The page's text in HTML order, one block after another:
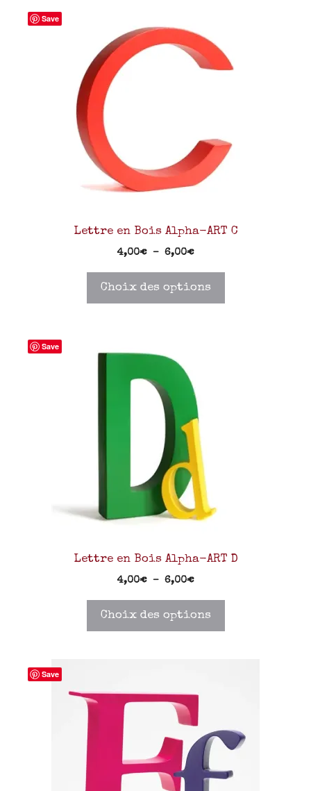
Save
Lettre en Bois Alpha-ART C
4,00€ – 6,00€
Choix des options
Save
Lettre en Bois Alpha-ART D
4,00€ – 6,00€
Choix des options
Save